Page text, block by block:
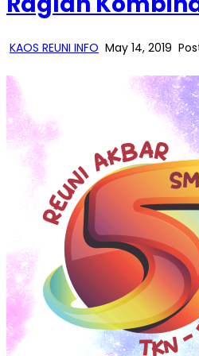
KAOS REUNI INFO May 14, 2019